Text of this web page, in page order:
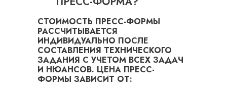
СТОИМОСТЬ ПРЕСС-ФОРМЫ
РАССЧИТЫВАЕТСЯ
ИНДИВИДУАЛЬНО ПОСЛЕ
СОСТАВЛЕНИЯ ТЕХНИЧЕСКОГО
ЗАДАНИЯ С УЧЕТОМ ВСЕХ ЗАДАЧ
И НЮАНСОВ. ЦЕНА ПРЕСС-
ФОРМЫ ЗАВИСИТ ОТ: